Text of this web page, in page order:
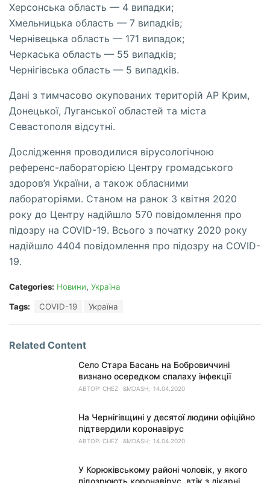
Херсонська область — 4 випадки;
Хмельницька область — 7 випадків;
Чернівецька область — 171 випадок;
Черкаська область — 55 випадків;
Чернігівська область — 5 випадків.
Дані з тимчасово окупованих територій АР Крим,
Донецької, Луганської областей та міста
Севастополя відсутні.
Дослідження проводилися вірусологічною
референс-лабораторією Центру громадського
здоров’я України, а також обласними
лабораторіями. Станом на ранок 3 квітня 2020
року до Центру надійшло 570 повідомлення про
підозру на COVID-19. Всього з початку 2020 року
надійшло 4404 повідомлення про підозру на COVID-
19.
Categories: Новини, Україна
Tags: COVID-19 Україна
Related Content
Село Стара Басань на Бобровиччині
визнано осередком спалаху інфекції
АВТОР: CHEZ 14.04.2020
На Чернігівщині у десятої людини офіційно
підтвердили коронавірус
АВТОР: CHEZ 14.04.2020
У Корюківському районі чоловік, у якого
підозрюють коронавірус, втік з лікарні